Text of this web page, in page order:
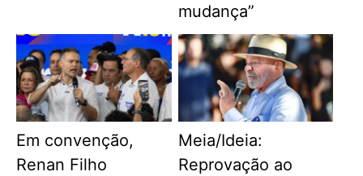
mudança”
Em convenção,
Renan Filho
Meia/Ideia:
Reprovação ao